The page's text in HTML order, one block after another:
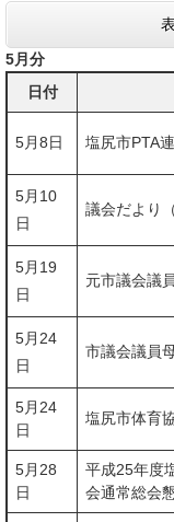
5月分
日付
5月8日 塩尻市PTA
5月10
日
議会だより
5月19
日
元市議会議
5月24
日
市議会議員
5月24
日
塩尻市体育
5月28
日
平成25年度
会通常総会